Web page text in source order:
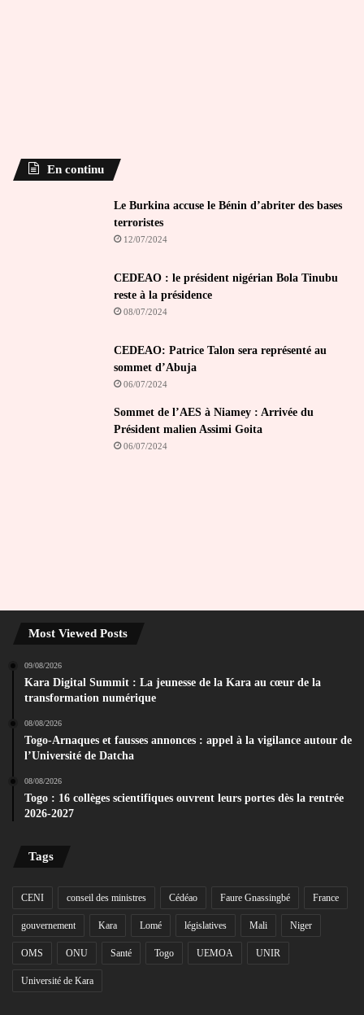
En continu
Le Burkina accuse le Bénin d’abriter des bases
terroristes
12/07/2024
CEDEAO : le président nigérian Bola Tinubu
reste à la présidence
08/07/2024
CEDEAO: Patrice Talon sera représenté au
sommet d’Abuja
06/07/2024
Sommet de l’AES à Niamey : Arrivée du
Président malien Assimi Goita
06/07/2024
Most Viewed Posts
09/08/2026
Kara Digital Summit : La jeunesse de la Kara au cœur de la
transformation numérique
08/08/2026
Togo-Arnaques et fausses annonces : appel à la vigilance autour de
l’Université de Datcha
08/08/2026
Togo : 16 collèges scientifiques ouvrent leurs portes dès la rentrée
2026-2027
Tags
CENI conseil des ministres Cédéao Faure Gnassingbé France
gouvernement Kara Lomé législatives Mali Niger
OMS ONU Santé Togo UEMOA UNIR
Université de Kara